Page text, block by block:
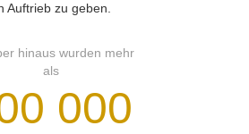
Auftrieb zu geben.
hinaus wurden mehr
als
000